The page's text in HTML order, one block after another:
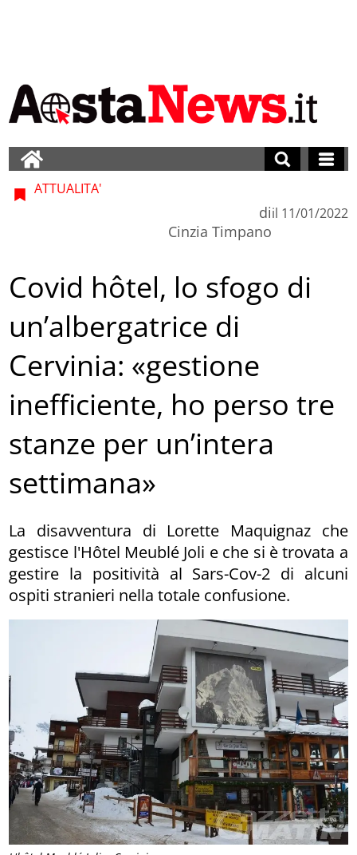
ATTUALITA'
di
Cinzia Timpano
il 11/01/2022
Covid hôtel, lo sfogo di
un’albergatrice di
Cervinia: «gestione
inefficiente, ho perso tre
stanze per un’intera
settimana»
La disavventura di Lorette Maquignaz che
gestisce l'Hôtel Meublé Joli e che si è trovata a
gestire la positività al Sars-Cov-2 di alcuni
ospiti stranieri nella totale confusione.